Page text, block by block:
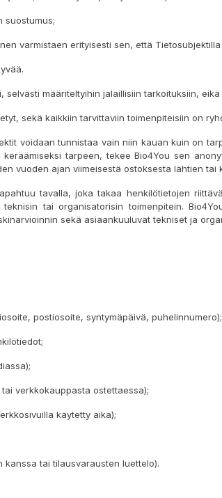
suostumus;
varmistaen erityisesti sen, että
selvästi määriteltyihin jalaillisiin tarkoituksiin,
sekä kaikkiin tarvittaviin toimenpiteisiin on
voidaan tunnistaa vain niin kauan kuin on
tarpeen, tekee Bio4You sen
vuoden ajan viimeisestä ostoksesta lähtien tai
tavalla, joka takaa henkilötietojen
tai organisatorisin toimenpitein.
sekä asiaankuuluvat tekniset ja
postiosoite, syntymäpäivä, puhelinnumero);
verkkokauppasta ostettaessa);
käytetty aika);
kanssa tai tilausvarausten luettelo).